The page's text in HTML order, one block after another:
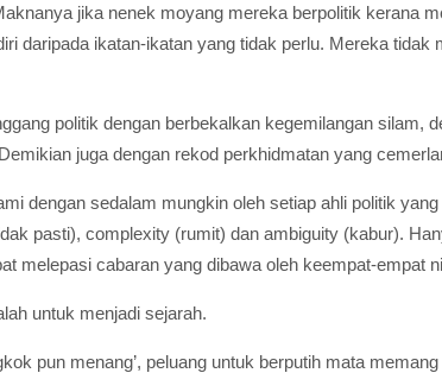
jika nenek moyang mereka berpolitik kerana
daripada ikatan-ikatan yang tidak perlu. Mereka tidak
politik dengan berbekalkan kegemilangan silam,
juga dengan rekod perkhidmatan yang
dengan sedalam mungkin oleh setiap ahli politik
pasti), complexity (rumit) dan ambiguity (kabur).
melepasi cabaran yang dibawa oleh keempat-empat
untuk menjadi sejarah.
pun menang’, peluang untuk berputih mata